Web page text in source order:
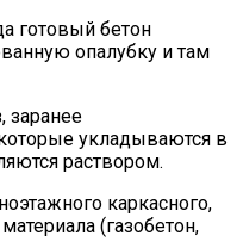
готовый бетон
опалубку и там
заранее
укладываются в
раствором.
каркасного,
(газобетон,